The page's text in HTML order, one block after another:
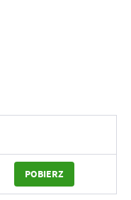
POBIERZ